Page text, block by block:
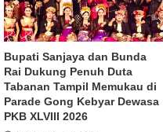
Bupati Sanjaya dan Bunda
Rai Dukung Penuh Duta
Tabanan Tampil Memukau di
Parade Gong Kebyar Dewasa
PKB XLVIII 2026